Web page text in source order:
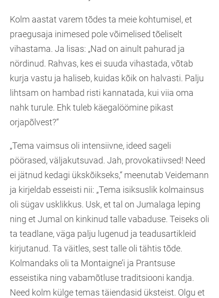
Kolm aastat varem tõdes ta meie kohtumisel, et
praegusaja inimesed pole võimelised tõeliselt
vihastama. Ja lisas: „Nad on ainult pahurad ja
nördinud. Rahvas, kes ei suuda vihastada, võtab
kurja vastu ja haliseb, kuidas kõik on halvasti. Palju
lihtsam on hambad risti kannatada, kui viia oma
nahk turule. Ehk tuleb käegalöömine pikast
orjapõlvest?“
„Tema vaimsus oli intensiivne, ideed sageli
pöörased, väljakutsuvad. Jah, provokatiivsed! Need
ei jätnud kedagi ükskõikseks,“ meenutab Veidemann
ja kirjeldab esseisti nii: „Tema isiksuslik kolmainsus
oli sügav usklikkus. Usk, et tal on Jumalaga leping
ning et Jumal on kinkinud talle vabaduse. Teiseks oli
ta teadlane, väga palju lugenud ja teadusartikleid
kirjutanud. Ta väitles, sest talle oli tähtis tõde.
Kolmandaks oli ta Montaigne’i ja Prantsuse
esseistika ning vabamõtluse traditsiooni kandja.
Need kolm külge temas täiendasid üksteist. Olgu et